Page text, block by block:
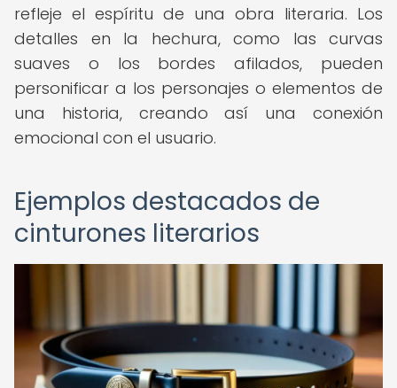
refleje el espíritu de una obra literaria. Los
detalles en la hechura, como las curvas
suaves o los bordes afilados, pueden
personificar a los personajes o elementos de
una historia, creando así una conexión
emocional con el usuario.
Ejemplos destacados de
cinturones literarios